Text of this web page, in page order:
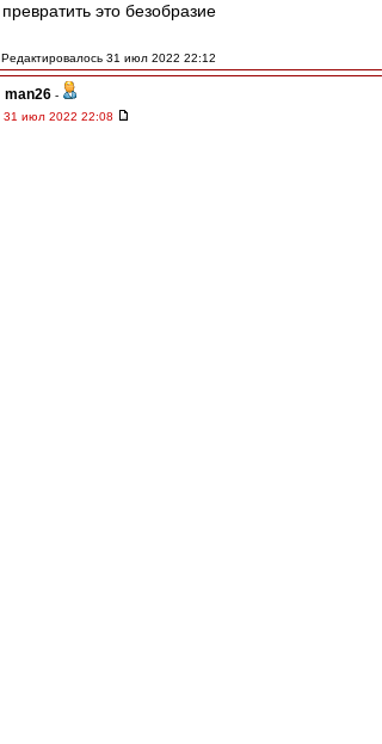
превратить это безобразие
Редактировалось 31 июл 2022 22:12
man26 -
31 июл 2022 22:08